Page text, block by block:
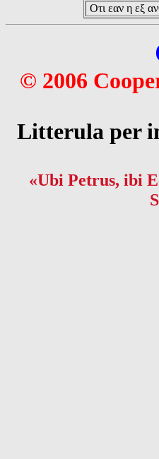
Οτι εαν η εξ
© 2006
Litterula per
«Ubi Petrus, ibi